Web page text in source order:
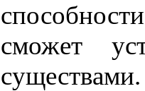
сможет
существами.